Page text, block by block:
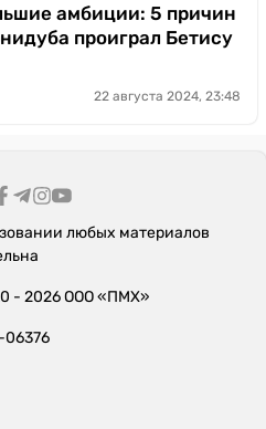
амбиции: 5 причин
проиграл Бетису
22 августа 2024, 23:48
любых материалов
- 2026 ООО «ПМХ»
06376